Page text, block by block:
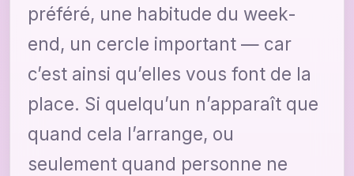
préféré, une habitude du week-
end, un cercle important — car
c’est ainsi qu’elles vous font de la
place. Si quelqu’un n’apparaît que
quand cela l’arrange, ou
seulement quand personne ne